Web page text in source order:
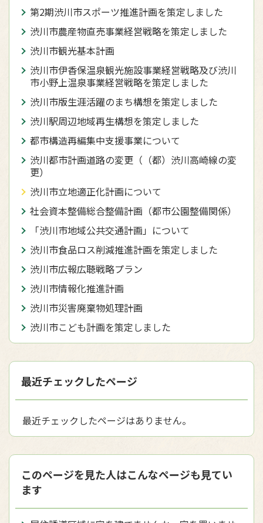
第2期渋川市スポーツ推進計画を策定しました
渋川市農産物直売事業経営戦略を策定しました
渋川市観光基本計画
渋川市伊香保温泉観光施設事業経営戦略及び渋川
市小野上温泉事業経営戦略を策定しました
渋川市版生涯活躍のまち構想を策定しました
渋川駅周辺地域再生構想を策定しました
都市構造再編集中支援事業について
渋川都市計画道路の変更（（都）渋川高崎線の変
更）
渋川市立地適正化計画について
社会資本整備総合整備計画（都市公園整備関係）
「渋川市地域公共交通計画」について
渋川市食品ロス削減推進計画を策定しました
渋川市広報広聴戦略プラン
渋川市情報化推進計画
渋川市災害廃棄物処理計画
渋川市こども計画を策定しました
最近チェックしたページ
最近チェックしたページはありません。
このページを見た人はこんなページも見てい
ます